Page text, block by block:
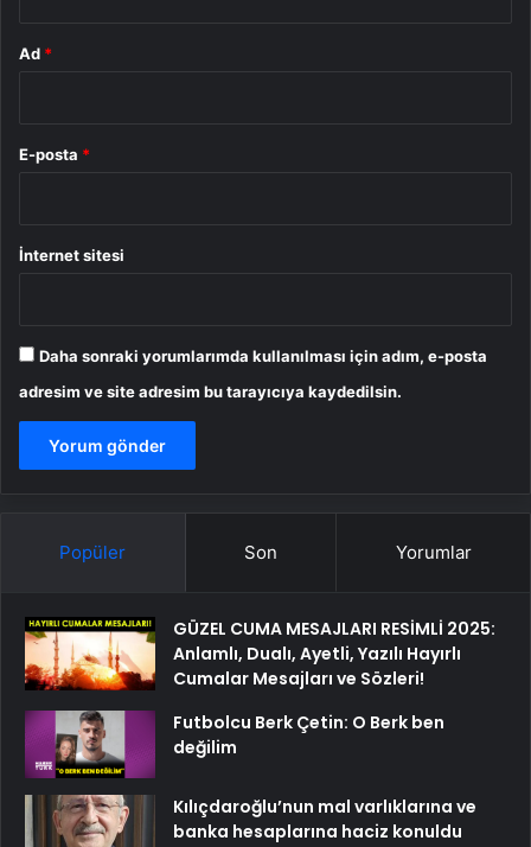
Ad *
E-posta *
İnternet sitesi
Daha sonraki yorumlarımda kullanılması için adım, e-posta
adresim ve site adresim bu tarayıcıya kaydedilsin.
Popüler Son Yorumlar
GÜZEL CUMA MESAJLARI RESİMLİ 2025:
Anlamlı, Dualı, Ayetli, Yazılı Hayırlı
Cumalar Mesajları ve Sözleri!
Futbolcu Berk Çetin: O Berk ben
değilim
Kılıçdaroğlu’nun mal varlıklarına ve
banka hesaplarına haciz konuldu